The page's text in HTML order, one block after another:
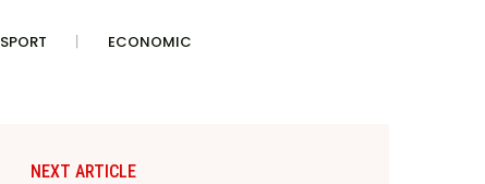
SPORT ECONOMIC
NEXT ARTICLE